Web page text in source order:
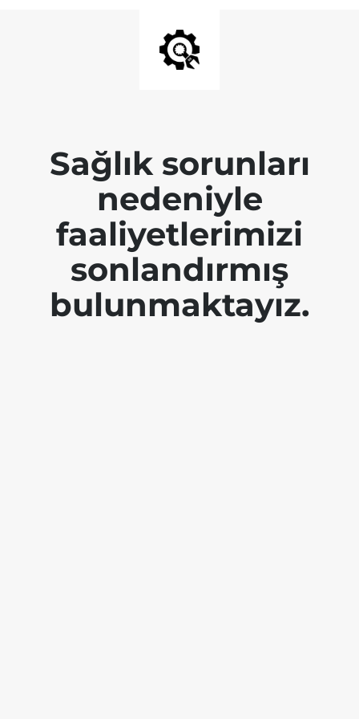
Sağlık sorunları
nedeniyle
faaliyetlerimizi
sonlandırmış
bulunmaktayız.